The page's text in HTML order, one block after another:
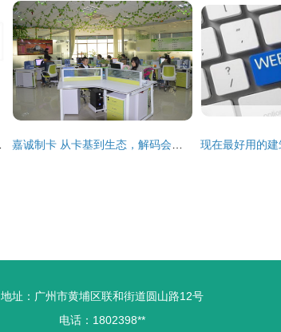
地址：广州市黄埔区联和街道圆山路12号
电话：1802398**